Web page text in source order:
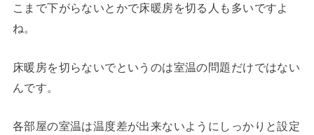
こまで下がらないとかで床暖房を切る人も多いですよ
ね。
床暖房を切らないでというのは室温の問題だけではない
んです。
各部屋の室温は温度差が出来ないようにしっかりと設定